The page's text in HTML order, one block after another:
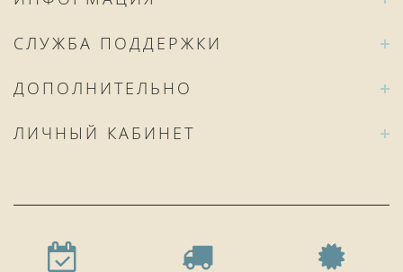
СЛУЖБА ПОДДЕРЖКИ
ДОПОЛНИТЕЛЬНО
ЛИЧНЫЙ КАБИНЕТ